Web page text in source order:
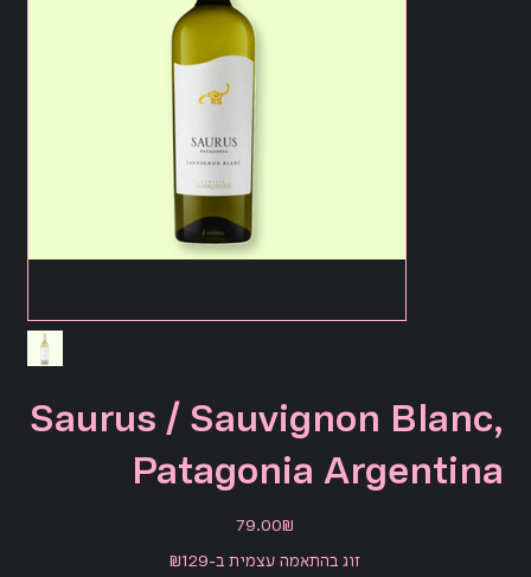
Saurus / Sauvignon Blanc,
Patagonia Argentina
מחיר
‏79.00 ‏₪
זוג בהתאמה עצמית ב-₪129